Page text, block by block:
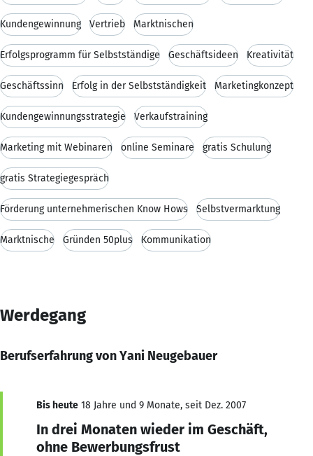
Kundengewinnung Vertrieb Marktnischen
Erfolgsprogramm für Selbstständige Geschäftsideen Kreativität
Geschäftssinn Erfolg in der Selbstständigkeit Marketingkonzept
Kundengewinnungsstrategie Verkaufstraining
Marketing mit Webinaren online Seminare gratis Schulung
gratis Strategiegespräch
Förderung unternehmerischen Know Hows Selbstvermarktung
Marktnische Gründen 50plus Kommunikation
Werdegang
Berufserfahrung von Yani Neugebauer
Bis heute 18 Jahre und 9 Monate, seit Dez. 2007
In drei Monaten wieder im Geschäft,
ohne Bewerbungsfrust